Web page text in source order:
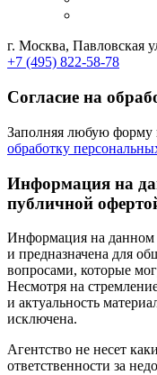
г. Москва, Павловская
+7 (495) 822-58-78
Согласие на
Заполняя любую форму
обработку
Информация на
публичной
Информация на данном
и предназначена для
вопросами, которые
Несмотря на
и актуальность
исключена.
Агентство не несет
ответственности за